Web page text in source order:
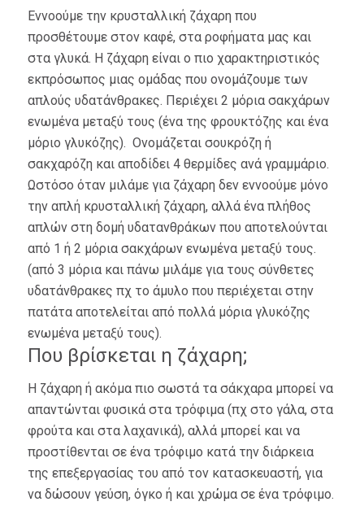
Εννοούμε την κρυσταλλική ζάχαρη που
προσθέτουμε στον καφέ, στα ροφήματα μας και
στα γλυκά. Η ζάχαρη είναι ο πιο χαρακτηριστικός
εκπρόσωπος μιας ομάδας που ονομάζουμε των
απλούς υδατάνθρακες. Περιέχει 2 μόρια σακχάρων
ενωμένα μεταξύ τους (ένα της φρουκτόζης και ένα
μόριο γλυκόζης). Ονομάζεται σουκρόζη ή
σακχαρόζη και αποδίδει 4 θερμίδες ανά γραμμάριο.
Ωστόσο όταν μιλάμε για ζάχαρη δεν εννοούμε μόνο
την απλή κρυσταλλική ζάχαρη, αλλά ένα πλήθος
απλών στη δομή υδατανθράκων που αποτελούνται
από 1 ή 2 μόρια σακχάρων ενωμένα μεταξύ τους.
(από 3 μόρια και πάνω μιλάμε για τους σύνθετες
υδατάνθρακες πχ το άμυλο που περιέχεται στην
πατάτα αποτελείται από πολλά μόρια γλυκόζης
ενωμένα μεταξύ τους).
Που βρίσκεται η ζάχαρη;
Η ζάχαρη ή ακόμα πιο σωστά τα σάκχαρα μπορεί να
απαντώνται φυσικά στα τρόφιμα (πχ στο γάλα, στα
φρούτα και στα λαχανικά), αλλά μπορεί και να
προστίθενται σε ένα τρόφιμο κατά την διάρκεια
της επεξεργασίας του από τον κατασκευαστή, για
να δώσουν γεύση, όγκο ή και χρώμα σε ένα τρόφιμο.